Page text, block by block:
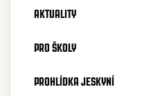
AKTUALITY
PRO ŠKOLY
PROHLÍDKA JESKYNÍ